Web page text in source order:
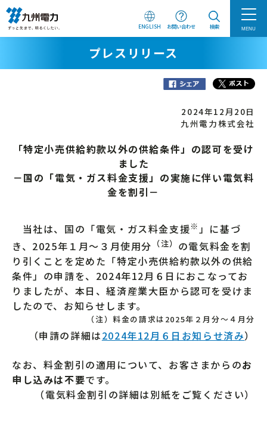
ENGLISH お問い合わせ 検索 MENU
プレスリリース
2024年12月20日
九州電力株式会社
「特定小売供給約款以外の供給条件」の認可を受け
ました
－国の「電気・ガス料金支援」の実施に伴い電気料
金を割引－
当社は、国の「電気・ガス料金支援※」に基づ
き、2025年１月～３月使用分 （注） の電気料金を割
り引くことを定めた「特定小売供給約款以外の供給
条件」の申請を、2024年12月６日におこなってお
りましたが、本日、経済産業大臣から認可を受けま
したので、お知らせします。
（注）料金の請求は2025年２月分～４月分
（申請の詳細は2024年12月６日お知らせ済み）
なお、料金割引の適用について、お客さまからのお
申し込みは不要です。
（電気料金割引の詳細は別紙をご覧ください）